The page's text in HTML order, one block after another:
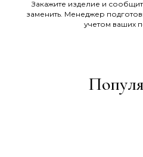
Закажите изделие и
заменить. Менеджер
учетом ваших